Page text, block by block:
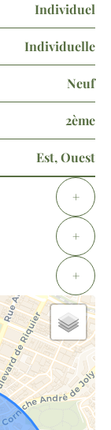
Individuel
Individuelle
Neuf
2ème
Est, Ouest
+
+
+